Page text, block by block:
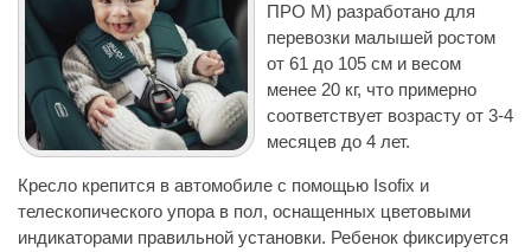
ПРО М) разработано для
перевозки малышей ростом
от 61 до 105 см и весом
менее 20 кг, что примерно
соответствует возрасту от 3-4
месяцев до 4 лет.
Кресло крепится в автомобиле с помощью Isofix и
телескопического упора в пол, оснащенных цветовыми
индикаторами правильной установки. Ребенок фиксируется